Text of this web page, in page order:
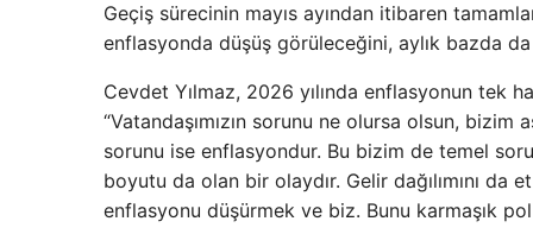
Geçiş sürecinin mayıs ayından itibaren
enflasyonda düşüş görüleceğini, aylık bazda
Cevdet Yılmaz, 2026 yılında enflasyonun tek
“Vatandaşımızın sorunu ne olursa olsun, bizim
sorunu ise enflasyondur. Bu bizim de temel
boyutu da olan bir olaydır. Gelir dağılımını
enflasyonu düşürmek ve biz. Bunu karmaşık